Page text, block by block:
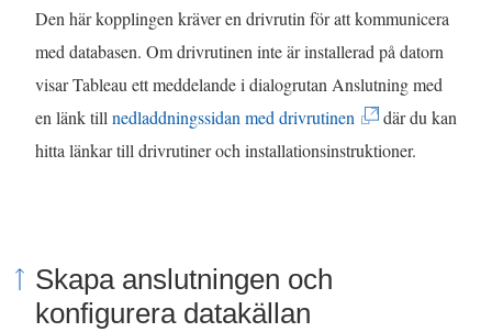
f
ö
n
s
t
Den här kopplingen kräver en drivrutin för att kommunicera
med databasen. Om drivrutinen inte är installerad på datorn
visar Tableau ett meddelande i dialogrutan Anslutning med
en länk tillnedladdningssidan med drivrutinen
L
där du kan
hitta länkar till drivrutiner och installationsinstruktioner.
Skapa anslutningen och
konfigurera datakällan